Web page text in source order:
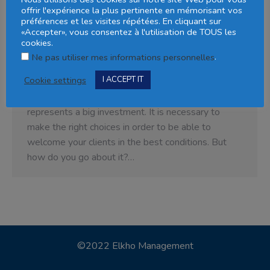
practice?
Uncategorized ByElkho management
24 November 2022
you open your practice, it is sometimes difficult to
represents a big investment. It is necessary to
make the right choices in order to be able to
welcome your clients in the best conditions. But
how do you go about it?…
©2022 Elkho Management
offrir l'expérience la plus pertinente en mémorisant vos
préférences et les visites répétées. En cliquant sur
«Accepter», vous consentez à l'utilisation de TOUS les
cookies.
Ne pas utiliser mes informations personnelles.
Cookie settings
I ACCEPT IT